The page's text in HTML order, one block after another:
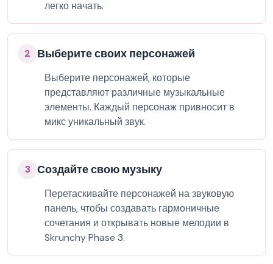
легко начать.
2 Выберите своих персонажей
Выберите персонажей, которые
представляют различные музыкальные
элементы. Каждый персонаж привносит в
микс уникальный звук.
3 Создайте свою музыку
Перетаскивайте персонажей на звуковую
панель, чтобы создавать гармоничные
сочетания и открывать новые мелодии в
Skrunchy Phase 3.